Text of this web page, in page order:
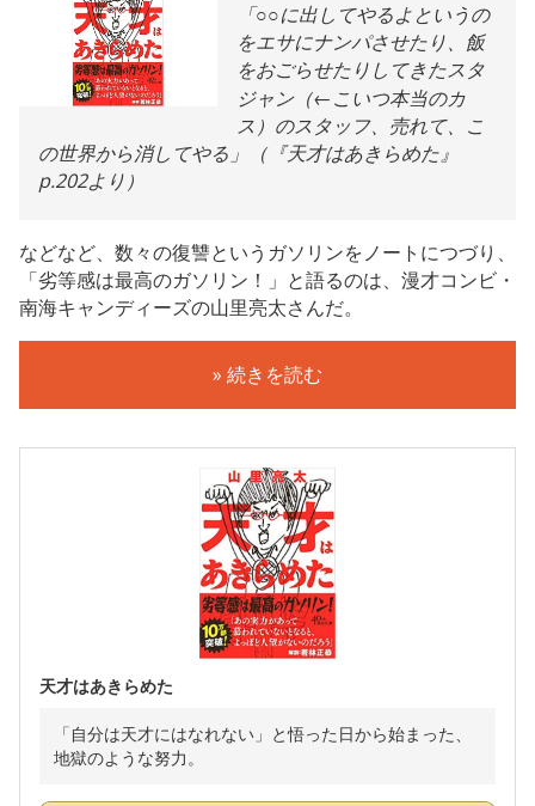
「○○に出してやるよというの
をエサにナンパさせたり、飯
をおごらせたりしてきたスタ
ジャン（←こいつ本当のカ
ス）のスタッフ、売れて、こ
の世界から消してやる」（『天才はあきらめた』
p.202より）
などなど、数々の復讐というガソリンをノートにつづり、
「劣等感は最高のガソリン！」と語るのは、漫才コンビ・
南海キャンディーズの山里亮太さんだ。
» 続きを読む
天才はあきらめた
「自分は天才にはなれない」と悟った日から始まった、
地獄のような努力。